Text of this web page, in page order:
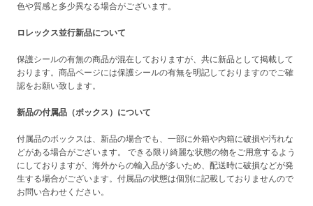
色や質感と多少異なる場合がございます。
ロレックス並行新品について
保護シールの有無の商品が混在しておりますが、共に新品として掲載して
おります。商品ページには保護シールの有無を明記しておりますのでご確
認をお願い致します。
新品の付属品（ボックス）について
付属品のボックスは、新品の場合でも、一部に外箱や内箱に破損や汚れな
どがある場合がございます。 できる限り綺麗な状態の物をご用意するよう
にしておりますが、海外からの輸入品が多いため、配送時に破損などが発
生する場合がございます。付属品の状態は個別に記載しておりませんので
お問い合わせください。